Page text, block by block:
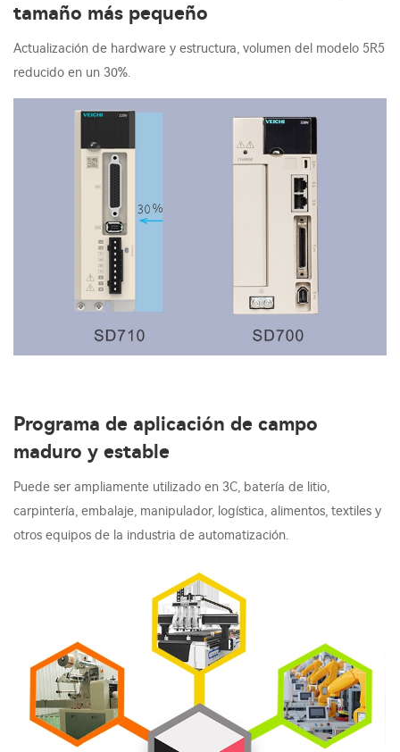
tamaño más pequeño
Actualización de hardware y estructura, volumen del modelo 5R5
reducido en un 30%.
Programa de aplicación de campo
maduro y estable
Puede ser ampliamente utilizado en 3C, batería de litio,
carpintería, embalaje, manipulador, logística, alimentos, textiles y
otros equipos de la industria de automatización.